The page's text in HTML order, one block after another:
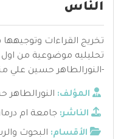
الناس
تخريج القراءات
تحليليه موضوعية من
-النورالطاهر حسين علي
المؤلف:
الناشر: جامعة ام
الأقسام: البحوث